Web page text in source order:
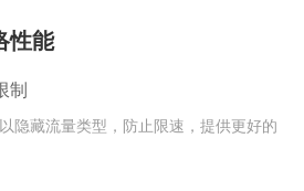
性能
制
隐藏流量类型，防止限速，提供更好的